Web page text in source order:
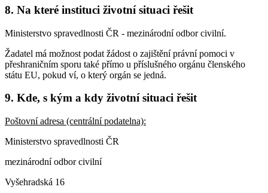
8. Na které instituci životní situaci řešit
Ministerstvo spravedlnosti ČR - mezinárodní odbor civilní.
Žadatel má možnost podat žádost o zajištění právní pomoci v
přeshraničním sporu také přímo u příslušného orgánu členského
státu EU, pokud ví, o který orgán se jedná.
9. Kde, s kým a kdy životní situaci řešit
Poštovní adresa (centrální podatelna):
Ministerstvo spravedlnosti ČR
mezinárodní odbor civilní
Vyšehradská 16